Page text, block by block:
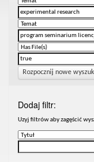
Rozpocznij nowe
Dodaj filtr:
Uzyj filtrów aby zagęścić